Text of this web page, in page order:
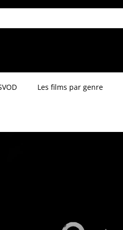
Les films par genre